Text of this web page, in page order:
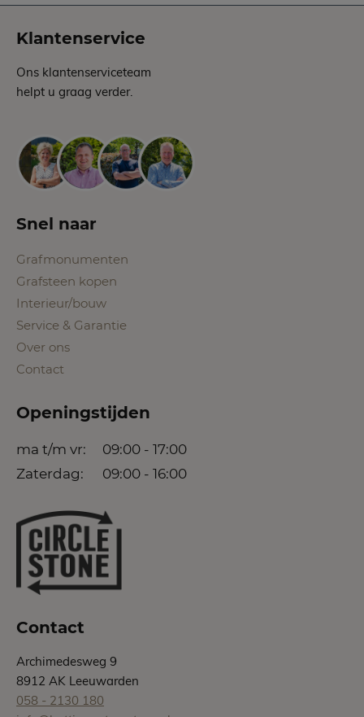
Klantenservice
Ons klantenserviceteam
helpt u graag verder.
Snel naar
Grafmonumenten
Grafsteen kopen
Interieur/bouw
Service & Garantie
Over ons
Contact
Openingstijden
ma t/m vr:
09:00 - 17:00
Zaterdag:
09:00 - 16:00
Contact
Archimedesweg 9
8912 AK Leeuwarden
058 - 2130 180